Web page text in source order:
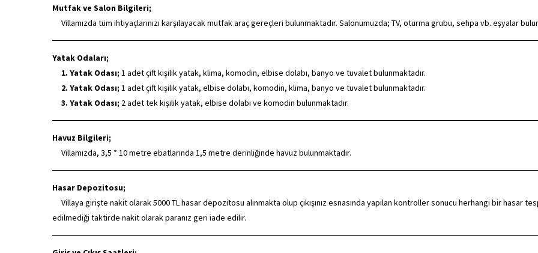
Mutfak ve Salon Bilgileri;
Villamızda tüm ihtiyaçlarınızı karşılayacak mutfak araç gereçleri bulunmaktadır. Salonumuzda; TV, oturma grubu, sehpa vb. eşyalar
Yatak Odaları;
1. Yatak Odası; 1 adet çift kişilik yatak, klima, komodin, elbise dolabı, banyo ve tuvalet bulunmaktadır.
2. Yatak Odası; 1 adet çift kişilik yatak, elbise dolabı, komodin, klima, banyo ve tuvalet bulunmaktadır.
3. Yatak Odası; 2 adet tek kişilik yatak, elbise dolabı ve komodin bulunmaktadır.
Havuz Bilgileri;
Villamızda, 3,5 * 10 metre ebatlarında 1,5 metre derinliğinde havuz bulunmaktadır.
Hasar Depozitosu;
Villaya girişte nakit olarak 5000 TL hasar depozitosu alınmakta olup çıkışınız esnasında yapılan kontroller sonucu herhangi bir hasar
edilmediği taktirde nakit olarak paranız geri iade edilir.